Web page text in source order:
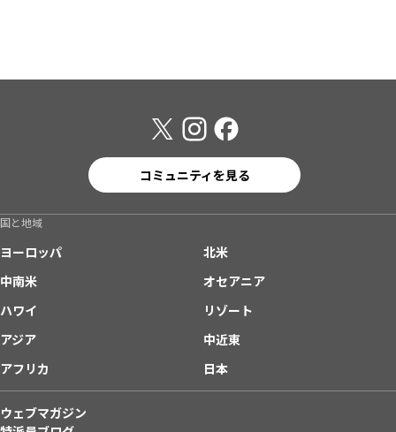
コミュニティを見る
国と地域
ヨーロッパ
北米
中南米
オセアニア
ハワイ
リゾート
アジア
中近東
アフリカ
日本
ウェブマガジン